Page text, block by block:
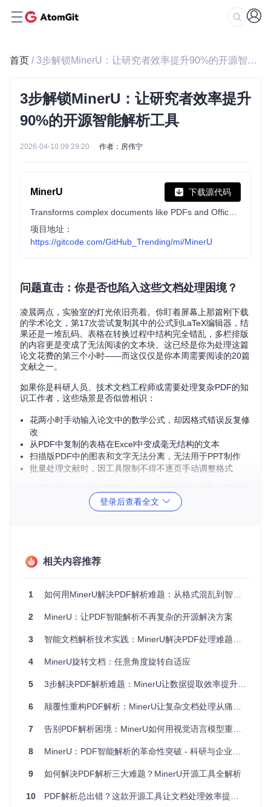
首页 / 3步解锁MinerU：让研究者效率提升90%的开源智能解析工具
3步解锁MinerU：让研究者效率提升
90%的开源智能解析工具
2026-04-10 09:29:20 作者：房伟宁
MinerU 下载源代码
项目地址：
https://gitcode.com/GitHub_Trending/mi/MinerU
问题直击：你是否也陷入这些文档处理困境？
凌晨两点，实验室的灯光依旧亮着。你盯着屏幕上那篇刚下载
的学术论文，第17次尝试复制其中的公式到LaTeX编辑器，结
果还是一堆乱码。表格在转换过程中结构完全错乱，多栏排版
的内容更是变成了无法阅读的文本块。这已经是你为处理这篇
论文花费的第三个小时——而这仅仅是你本周需要阅读的20篇
文献之一。
如果你是科研人员、技术文档工程师或需要处理复杂PDF的知
识工作者，这些场景是否似曾相识：
花两小时手动输入论文中的数学公式，却因格式错误反复修
改
从PDF中复制的表格在Excel中变成毫无结构的文本
扫描版PDF中的图表和文字无法分离，无法用于PPT制作
批量处理文献时，因工具限制不得不逐页手动调整格式
创作时间。根据我们的调研，技术工作者平均每周有15-20小
时花费在PDF内容提取和格式转换上，占工作时间的35%以
多模态智能解析：不止于"看到"，更在于"理解"
传统PDF工具就像戴着老花镜的读者——只能模糊地"看到"文
字，却无法真正"理解"文档结构。MinerU则完全不同，它采用
先进的视觉语言模型技术，能够像人类阅读一样识别文档的逻
辑结构。
文效果展示。绿色高亮区域为自动识别并转换为LaTeX的公
格式
实际效果：公式识别准确率达94.7%，支持超过200种数学符
用户问题：跨页表格和不规则表格提取困难
：基于SLANet+Unet的表格结构联合检测
实际效果：表格识别F1值达92.3%，支持合并单元格、斜线表
登录后查看全文
相关内容推荐
1 如何用MinerU解决PDF解析难题：从格式混乱到智能提取的完整方案
2 MinerU：让PDF智能解析不再复杂的开源解决方案
3 智能文档解析技术实践：MinerU解决PDF处理难题的完整方案
4 MinerU旋转文档：任意角度旋转自适应
5 3步解决PDF解析难题：MinerU让数据提取效率提升80%的实战指南
6 颠覆性重构PDF解析：MinerU让复杂文档处理从痛点到解决方案的革命性突破
7 告别PDF解析困境：MinerU如何用视觉语言模型重构智能文档处理流程
8 MinerU：PDF智能解析的革命性突破 - 科研与企业用户的效率倍增器
9 如何解决PDF解析三大难题？MinerU开源工具全解析
10 PDF解析总出错？这款开源工具让文档处理效率提升300%